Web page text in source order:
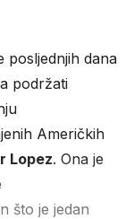
posljednjih dana
podržati
Američkih
Lopez. Ona je
što je jedan